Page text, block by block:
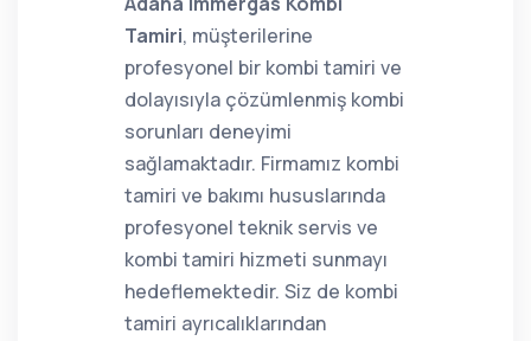
Tamiri, müşterilerine
profesyonel bir kombi tamiri ve
dolayısıyla çözümlenmiş kombi
sorunları deneyimi
sağlamaktadır. Firmamız kombi
tamiri ve bakımı hususlarında
profesyonel teknik servis ve
kombi tamiri hizmeti sunmayı
hedeflemektedir. Siz de kombi
tamiri ayrıcalıklarından